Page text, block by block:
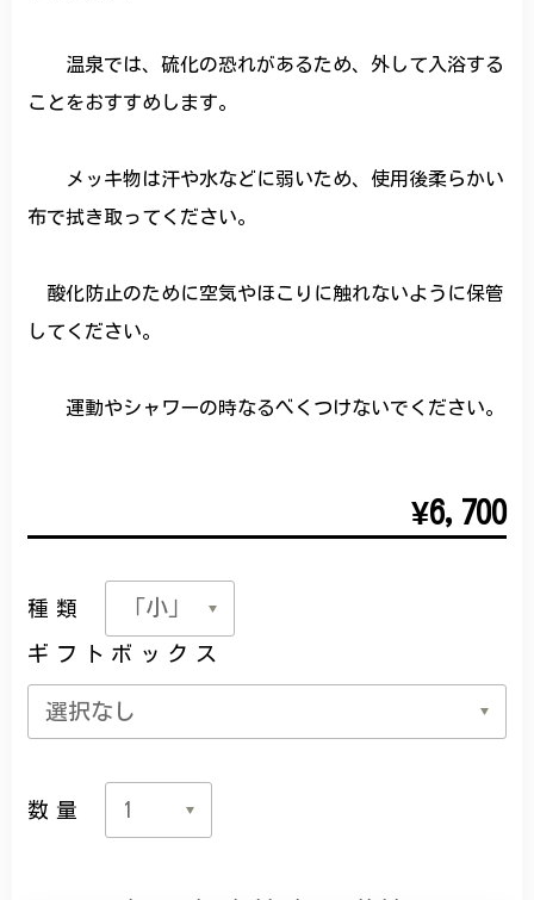
温泉では、硫化の恐れがあるため、外して入浴する
ことをおすすめします。
メッキ物は汗や水などに弱いため、使用後柔らかい
布で拭き取ってください。
酸化防止のために空気やほこりに触れないように保管
してください。
運動やシャワーの時なるべくつけないでください。
¥6,700
種類
ギフトボックス
数量